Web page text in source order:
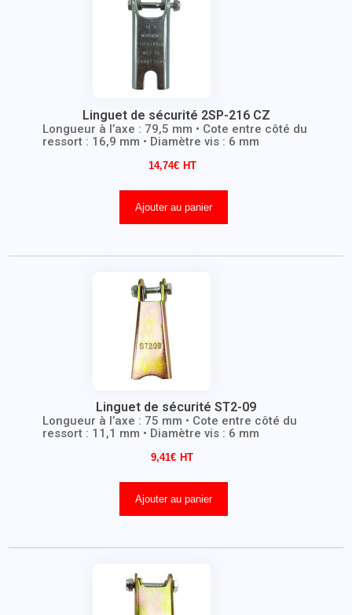
Linguet de sécurité 2SP-216 CZ
Longueur à l’axe : 79,5 mm • Cote entre côté du
ressort : 16,9 mm • Diamètre vis : 6 mm
14,74€
Ajouter au panier
Linguet de sécurité ST2-09
Longueur à l’axe : 75 mm • Cote entre côté du
ressort : 11,1 mm • Diamètre vis : 6 mm
9,41€
Ajouter au panier